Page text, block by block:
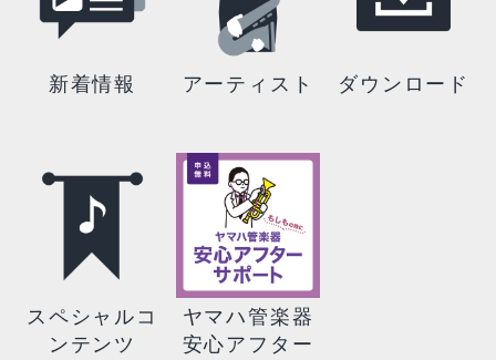
新着情報 アーティスト ダウンロード
スペシャルコ
ンテンツ
ヤマハ管楽器
安心アフター